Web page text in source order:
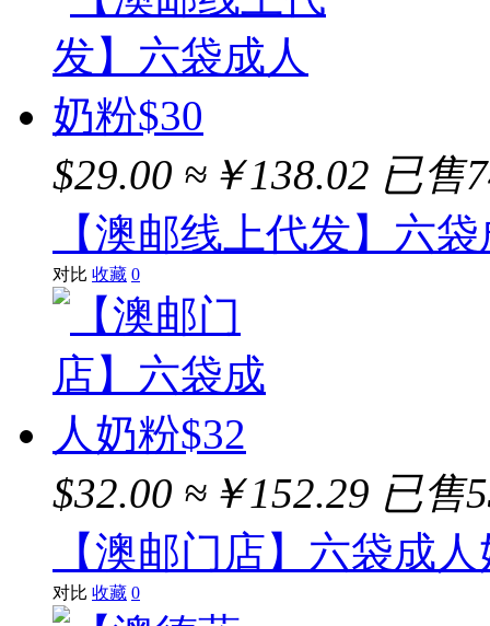
$29.00 ≈￥138.02 已售
【澳邮线上代发】六
对比 收藏 0
$32.00 ≈￥152.29 已售
【澳邮门店】六袋成
对比 收藏 0